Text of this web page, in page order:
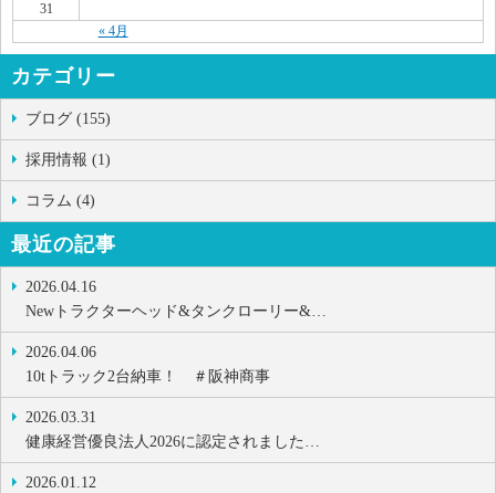
« 4月
31
カテゴリー
ブログ (155)
採用情報 (1)
コラム (4)
最近の記事
2026.04.16
Newトラクターヘッド&タンクローリー&…
2026.04.06
10tトラック2台納車！ ＃阪神商事
2026.03.31
健康経営優良法人2026に認定されました…
2026.01.12